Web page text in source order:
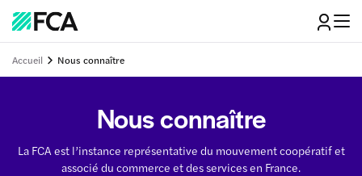
Accueil Nous connaître
Nous connaître
La FCA est l’instance représentative du mouvement coopératif et
associé du commerce et des services en France.